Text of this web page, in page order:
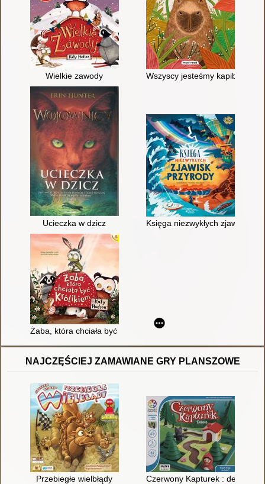
Wielkie zawody Wszyscy jesteśmy kapibarami
Ucieczka w dzicz Księga niezwykłych zjawisk
Żaba, która chciała być królikiem
NAJCZĘŚCIEJ ZAMAWIANE GRY PLANSZOWE
Przebiegłe wielbłądy Czerwony Kapturek : deluxe